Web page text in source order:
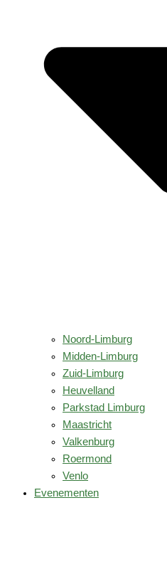
Noord-Limburg
Midden-Limburg
Zuid-Limburg
Heuvelland
Parkstad Limburg
Maastricht
Valkenburg
Roermond
Venlo
Evenementen